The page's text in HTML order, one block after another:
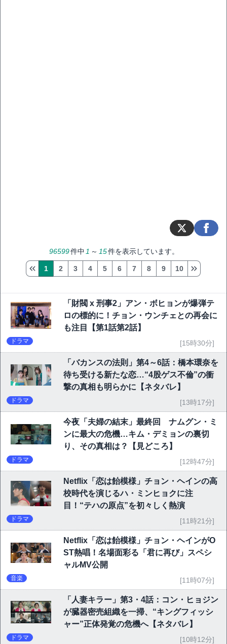
96599件中 1 ～ 15件を表示しています。
1 2 3 4 5 6 7 8 9 10
「財閥 x 刑事2」アン・ボヒョンが爆弾テ
ロの標的に！チョン・ウンチェとの再会に
も注目【第1話第2話】
ドラマ [15時30分]
「バカンスの法則」第4～6話：橋本環奈を
待ち受ける新たな恋…“4股ゲス不倫”の衝
撃の真相も明らかに【ネタバレ】
ドラマ [13時17分]
今夜「夫婦の結末」最終回 ナムグン・ミ
ンに最大の危機…キム・デミョンの裏切
り、その真相は？【見どころ】
ドラマ [12時47分]
Netflix「恋は飴模様」チョン・ヘインの高
校時代を演じるハ・ミンヒョクに注
目！“テハの原点”を初々しく熱演
ドラマ [11時21分]
Netflix「恋は飴模様」チョン・ヘインがO
ST熱唱！名場面彩る「君に再び」スペシ
ャルMV公開
音楽 [11時07分]
「人妻キラー」第3・4話：コン・ヒョジン
が臓器密売組織を一掃、“キングフィッシ
ャー”正体発覚の危機へ【ネタバレ】
ドラマ [10時12分]